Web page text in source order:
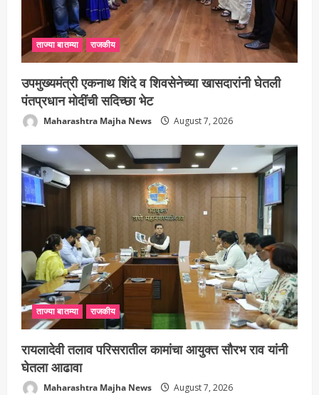
ताज्या बातम्या राजकीय
उपमुख्यमंत्री एकनाथ शिंदे व शिवसेनेच्या खासदारांनी घेतली
पंतप्रधान मोदींची सदिच्छा भेट
Maharashtra Majha News August 7, 2026
ताज्या बातम्या राजकीय
रायलादेवी तलाव परिसरातील कामांचा आयुक्त सौरभ राव यांनी
घेतला आढावा
Maharashtra Majha News August 7, 2026